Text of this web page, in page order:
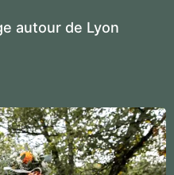
autour de Lyon